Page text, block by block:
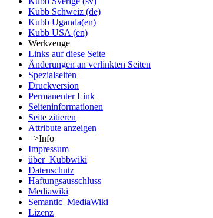
Kubb Schweiz (de)
Kubb Uganda(en)
Kubb USA (en)
Werkzeuge
Links auf diese Seite
Änderungen an verlinkten Seiten
Spezialseiten
Druckversion
Permanenter Link
Seiten­informationen
Seite zitieren
Attribute anzeigen
=>Info
Impressum
über_Kubbwiki
Datenschutz
Haftungsausschluss
Mediawiki
Semantic_MediaWiki
Lizenz